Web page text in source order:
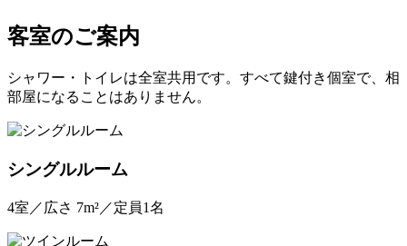
客室のご案内
シャワー・トイレは全室共用です。すべて鍵付き個室で、相
部屋になることはありません。
シングルルーム
4室／広さ 7m²／定員1名